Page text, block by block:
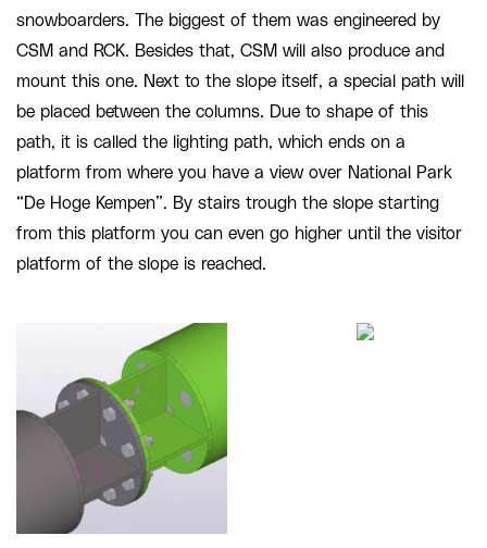
snowboarders. The biggest of them was engineered by
CSM and RCK. Besides that, CSM will also produce and
mount this one. Next to the slope itself, a special path will
be placed between the columns. Due to shape of this
path, it is called the lighting path, which ends on a
platform from where you have a view over National Park
“De Hoge Kempen”. By stairs trough the slope starting
from this platform you can even go higher until the visitor
platform of the slope is reached.